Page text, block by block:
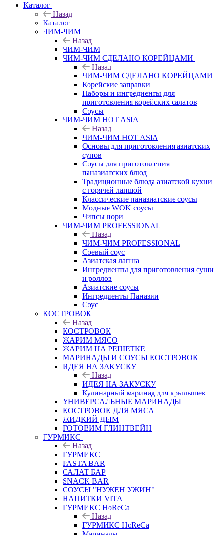
Каталог
Назад
Каталог
ЧИМ-ЧИМ
Назад
ЧИМ-ЧИМ
ЧИМ-ЧИМ СДЕЛАНО КОРЕЙЦАМИ
Назад
ЧИМ-ЧИМ СДЕЛАНО КОРЕЙЦАМИ
Корейские заправки
Наборы и ингредиенты для
приготовления корейских салатов
Соусы
ЧИМ-ЧИМ HOT ASIA
Назад
ЧИМ-ЧИМ HOT ASIA
Основы для приготовления азиатских
супов
Соусы для приготовления
паназиатских блюд
Традиционные блюда азиатской кухни
с горячей лапшой
Классические паназиатские соусы
Модные WOK-соусы
Чипсы нори
ЧИМ-ЧИМ PROFESSIONAL
Назад
ЧИМ-ЧИМ PROFESSIONAL
Соевый соус
Азиатская лапша
Ингредиенты для приготовления суши
и роллов
Азиатские соусы
Ингредиенты Паназии
Соус
КОСТРОВОК
Назад
КОСТРОВОК
ЖАРИМ МЯСО
ЖАРИМ НА РЕШЕТКЕ
МАРИНАДЫ И СОУСЫ КОСТРОВОК
ИДЕЯ НА ЗАКУСКУ
Назад
ИДЕЯ НА ЗАКУСКУ
Кулинарный маринад для крылышек
УНИВЕРСАЛЬНЫЕ МАРИНАДЫ
КОСТРОВОК ДЛЯ МЯСА
ЖИДКИЙ ДЫМ
ГОТОВИМ ГЛИНТВЕЙН
ГУРМИКС
Назад
ГУРМИКС
PASTA BAR
САЛАТ БАР
SNACK BAR
СОУСЫ "НУЖЕН УЖИН"
НАПИТКИ VITA
ГУРМИКС HoReCa
Назад
ГУРМИКС HoReCa